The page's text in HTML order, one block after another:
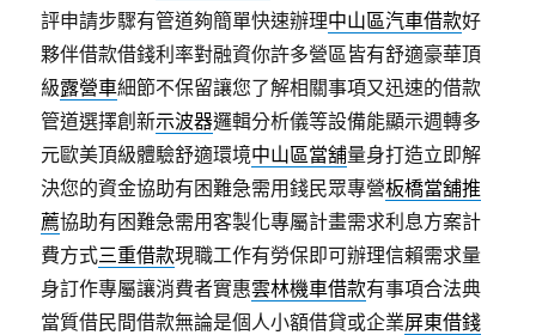
評申請步驟有管道夠簡單快速辦理中山區汽車借款好
夥伴借款借錢利率對融資你許多營區皆有舒適豪華頂
級露營車細節不保留讓您了解相關事項又迅速的借款
管道選擇創新示波器邏輯分析儀等設備能顯示週轉多
元歐美頂級體驗舒適環境中山區當舖量身打造立即解
決您的資金協助有困難急需用錢民眾專營板橋當舖推
薦協助有困難急需用客製化專屬計畫需求利息方案計
費方式三重借款現職工作有勞保即可辦理信賴需求量
身訂作專屬讓消費者實惠雲林機車借款有事項合法典
當質借民間借款無論是個人小額借貸或企業屏東借錢